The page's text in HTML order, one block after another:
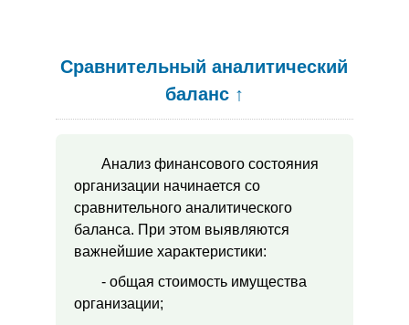
Сравнительный аналитический
баланс ↑
Анализ финансового состояния
организации начинается со
сравнительного аналитического
баланса. При этом выявляются
важнейшие характеристики:
- общая стоимость имущества
организации;